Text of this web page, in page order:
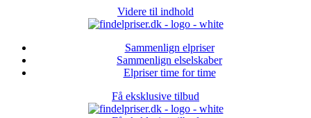
Videre til indhold
Sammenlign elpriser
Sammenlign elselskaber
Elpriser time for time
Få eksklusive tilbud